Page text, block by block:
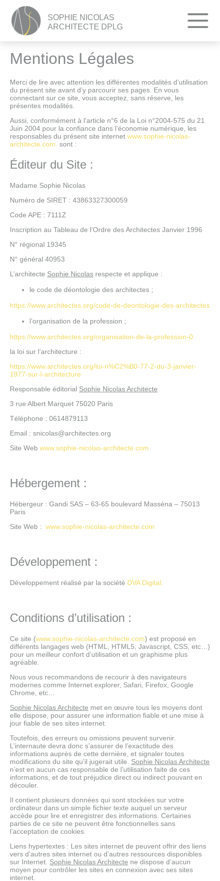
SOPHIE NICOLAS
ARCHITECTE DPLG
Mentions Légales
Merci de lire avec attention les différentes modalités d’utilisation
du présent site avant d’y parcourir ses pages. En vous
connectant sur ce site, vous acceptez, sans réserve, les
présentes modalités.
Aussi, conformément à l’article n°6 de la Loi n°2004-575 du 21
Juin 2004 pour la confiance dans l’économie numérique, les
responsables du présent site internet www.sophie-nicolas-
architecte.com. sont :
Éditeur du Site :
Madame Sophie Nicolas
Numéro de SIRET : 43863327300059
Code APE : 7111Z
Inscription au Tableau de l’Ordre des Architectes Janvier 1996
N° régional 19345
N° général 40953
L’architecte Sophie Nicolas respecte et applique :
le code de déontologie des architectes ;
https://www.architectes.org/code-de-deontologie-des-architectes
l’organisation de la profession ;
https://www.architectes.org/organisation-de-la-profession-0
la loi sur l’architecture :
https://www.architectes.org/loi-n%C2%B0-77-2-du-3-janvier-
1977-sur-l-architecture
Responsable éditorial Sophie Nicolas Architecte
3 rue Albert Marquet 75020 Paris
Téléphone : 0614879113
Email : snicolas@architectes.org
Site Web www.sophie-nicolas-architecte.com
Hébergement :
Hébergeur : Gandi SAS – 63-65 boulevard Masséna – 75013
Paris
Site Web : www.sophie-nicolas-architecte.com
Développement :
Développement réalisé par la société DVA Digital.
Conditions d’utilisation :
Ce site (www.sophie-nicolas-architecte.com) est proposé en
différents langages web (HTML, HTML5, Javascript, CSS, etc…)
pour un meilleur confort d’utilisation et un graphisme plus
agréable.
Nous vous recommandons de recourir à des navigateurs
modernes comme Internet explorer, Safari, Firefox, Google
Chrome, etc…
Sophie Nicolas Architecte met en œuvre tous les moyens dont
elle dispose, pour assurer une information fiable et une mise à
jour fiable de ses sites internet.
Toutefois, des erreurs ou omissions peuvent survenir.
L’internaute devra donc s’assurer de l’exactitude des
informations auprès de cette dernière, et signaler toutes
modifications du site qu’il jugerait utile. Sophie Nicolas Architecte
n’est en aucun cas responsable de l’utilisation faite de ces
informations, et de tout préjudice direct ou indirect pouvant en
découler.
Il contient plusieurs données qui sont stockées sur votre
ordinateur dans un simple fichier texte auquel un serveur
accède pour lire et enregistrer des informations. Certaines
parties de ce site ne peuvent être fonctionnelles sans
l’acceptation de cookies.
Liens hypertextes : Les sites internet de peuvent offrir des liens
vers d’autres sites internet ou d’autres ressources disponibles
sur Internet. Sophie Nicolas Architecte ne dispose d’aucun
moyen pour contrôler les sites en connexion avec ses sites
internet.